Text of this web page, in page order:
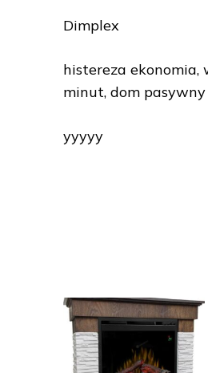
Dimplex
histereza ekonomia,
minut, dom
yyyyy